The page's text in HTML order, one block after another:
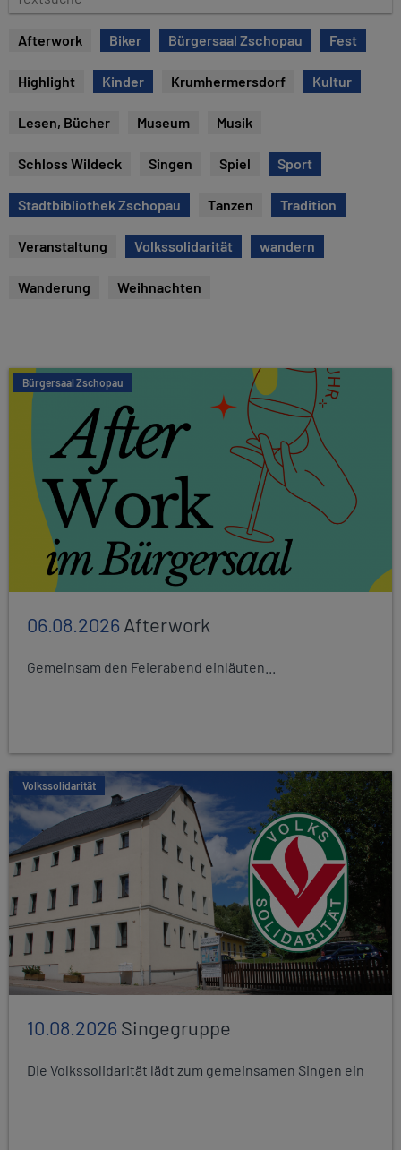
e
Afterwork Biker Bürgersaal Zschopau Fest
Highlight Kinder Krumhermersdorf Kultur
Lesen, Bücher Museum Musik
Schloss Wildeck Singen Spiel Sport
Stadtbibliothek Zschopau Tanzen Tradition
Veranstaltung Volkssolidarität wandern
Wanderung Weihnachten
Bürgersaal Zschopau
06.08.2026Afterwork
Gemeinsam den Feierabend einläuten...
Volkssolidarität
10.08.2026Singegruppe
Die Volkssolidarität lädt zum gemeinsamen Singen ein